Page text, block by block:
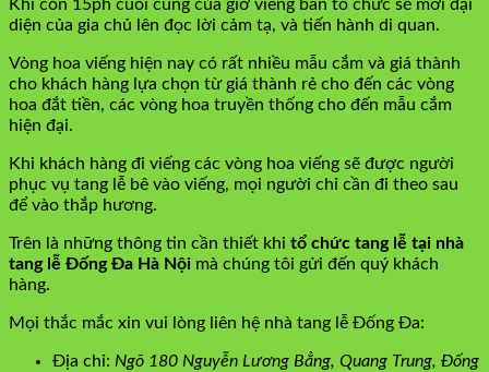
Khi còn 15ph cuối cùng của giờ viếng ban tổ chức sẽ mời đại
diện của gia chủ lên đọc lời cảm tạ, và tiến hành di quan.
Vòng hoa viếng hiện nay có rất nhiều mẫu cắm và giá thành
cho khách hàng lựa chọn từ giá thành rẻ cho đến các vòng
hoa đắt tiền, các vòng hoa truyền thống cho đến mẫu cắm
hiện đại.
Khi khách hàng đi viếng các vòng hoa viếng sẽ được người
phục vụ tang lễ bê vào viếng, mọi người chỉ cần đi theo sau
để vào thắp hương.
Trên là những thông tin cần thiết khi tổ chức tang lễ tại nhà
tang lễ Đống Đa Hà Nội mà chúng tôi gửi đến quý khách
hàng.
Mọi thắc mắc xin vui lòng liên hệ nhà tang lễ Đống Đa:
Địa chỉ: Ngõ 180 Nguyễn Lương Bẳng, Quang Trung, Đống